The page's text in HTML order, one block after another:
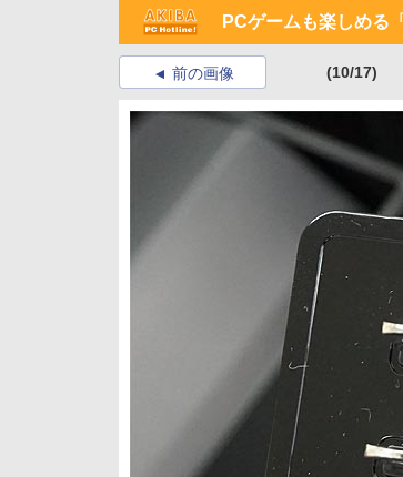
PCゲームも楽しめる
前の画像 (10/17)